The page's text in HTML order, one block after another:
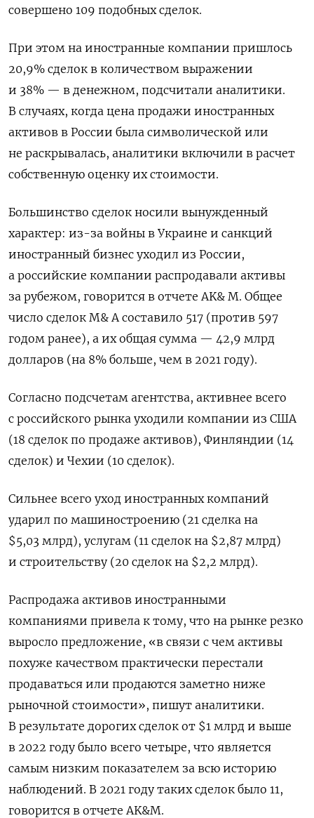
совершено 109 подобных сделок.
При этом на иностранные компании пришлось
20,9% сделок в количеством выражении
и 38% — в денежном, подсчитали аналитики.
В случаях, когда цена продажи иностранных
активов в России была символической или
не раскрывалась, аналитики включили в расчет
собственную оценку их стоимости.
Большинство сделок носили вынужденный
характер: из-за войны в Украине и санкций
иностранный бизнес уходил из России,
а российские компании распродавали активы
за рубежом, говорится в отчете AK& M. Общее
число сделок M& A составило 517 (против 597
годом ранее), а их общая сумма — 42,9 млрд
долларов (на 8% больше, чем в 2021 году).
Согласно подсчетам агентства, активнее всего
с российского рынка уходили компании из США
(18 сделок по продаже активов), Финляндии (14
сделок) и Чехии (10 сделок).
Сильнее всего уход иностранных компаний
ударил по машиностроению (21 сделка на
$5,03 млрд), услугам (11 сделок на $2,87 млрд)
и строительству (20 сделок на $2,2 млрд).
Распродажа активов иностранными
компаниями привела к тому, что на рынке резко
выросло предложение, «в связи с чем активы
похуже качеством практически перестали
продаваться или продаются заметно ниже
рыночной стоимости», пишут аналитики.
В результате дорогих сделок от $1 млрд и выше
в 2022 году было всего четыре, что является
самым низким показателем за всю историю
наблюдений. В 2021 году таких сделок было 11,
говорится в отчете AK&M.